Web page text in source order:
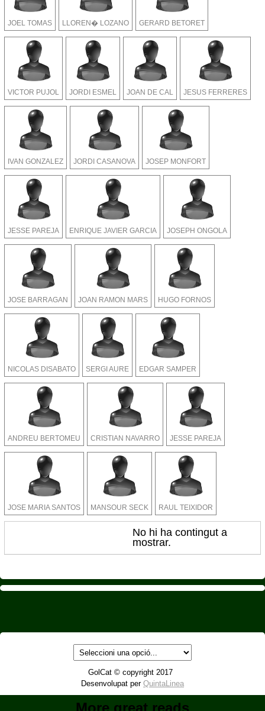
JOEL TOMAS LLOREN� LOZANO GERARD BETORET
VICTOR PUJOL JORDI ESMEL JOAN DE CAL JESUS FERRERES
IVAN GONZALEZ JORDI CASANOVA JOSEP MONFORT
JESSE PAREJA ENRIQUE JAVIER GARCIA JOSEPH ONGOLA
JOSE BARRAGAN JOAN RAMON MARS HUGO FORNOS
NICOLAS DISABATO SERGI AURE EDGAR SAMPER
ANDREU BERTOMEU CRISTIAN NAVARRO JESSE PAREJA
JOSE MARIA SANTOS MANSOUR SECK RAUL TEIXIDOR
No hi ha contingut a
mostrar.
GolCat © copyright 2017
Desenvolupat per QuintaLinea